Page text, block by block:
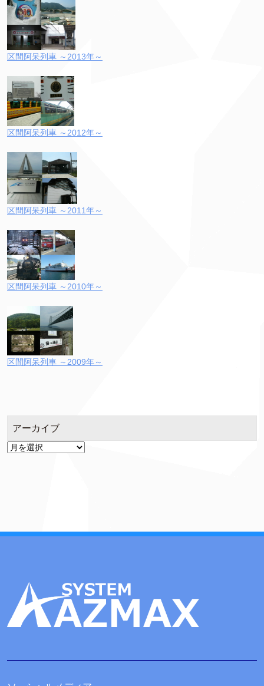
区間阿呆列車 ～2013年～
区間阿呆列車 ～2012年～
区間阿呆列車 ～2011年～
区間阿呆列車 ～2010年～
区間阿呆列車 ～2009年～
アーカイブ
ア